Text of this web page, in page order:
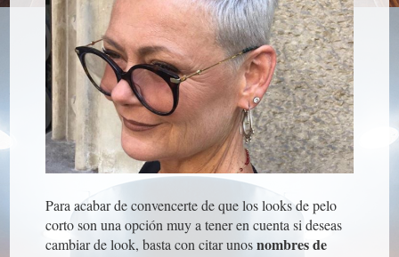
Para acabar de convencerte de que los looks de pelo
corto son una opción muy a tener en cuenta si deseas
cambiar de look, basta con citar unosnombres de